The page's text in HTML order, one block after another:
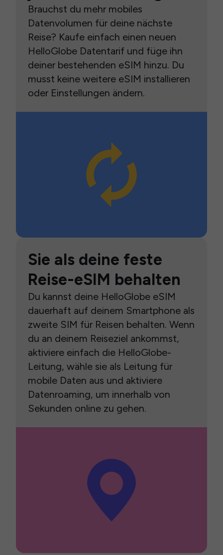
Brauchst du mehr mobiles
Datenvolumen für deine nächste
Reise? Kaufe einfach einen neuen
HelloGlobe Datentarif und füge ihn
deiner bestehenden eSIM hinzu. Du
musst keine weitere eSIM installieren
oder Einstellungen ändern.
Sie als deine feste
Reise-eSIM behalten
Du kannst deine HelloGlobe eSIM
dauerhaft auf deinem Smartphone als
zweite SIM für Reisen behalten. Wenn
du an deinem Reiseziel ankommst,
aktiviere einfach die HelloGlobe-
Leitung, wähle sie als Leitung für
mobile Daten aus und aktiviere
Datenroaming, um innerhalb von
Sekunden online zu gehen.